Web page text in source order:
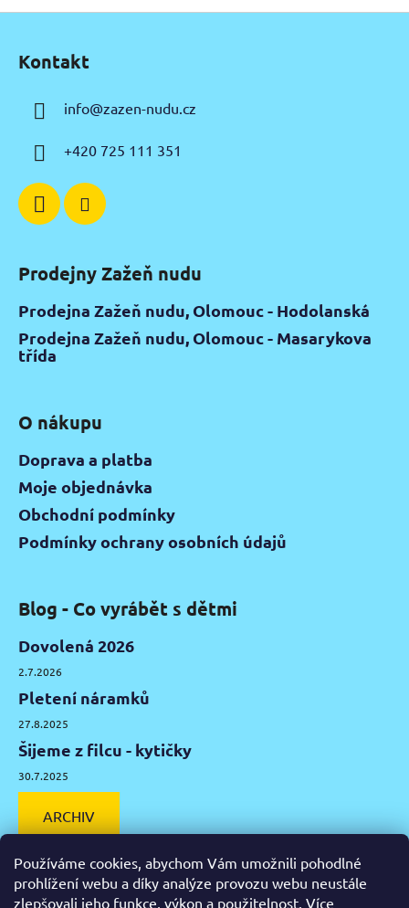
Používáme cookies, abychom Vám umožnili pohodlné
prohlížení webu a díky analýze provozu webu neustále
zlepšovali jeho funkce, výkon a použitelnost. Více
Kontakt
info@zazen-nudu.cz
+420 725 111 351
Prodejny Zažeň nudu
Prodejna Zažeň nudu, Olomouc - Hodolanská
Prodejna Zažeň nudu, Olomouc - Masarykova
třída
O nákupu
Doprava a platba
Moje objednávka
Obchodní podmínky
Podmínky ochrany osobních údajů
Blog - Co vyrábět s dětmi
Dovolená 2026
2.7.2026
Pletení náramků
27.8.2025
Šijeme z filcu - kytičky
30.7.2025
ARCHIV